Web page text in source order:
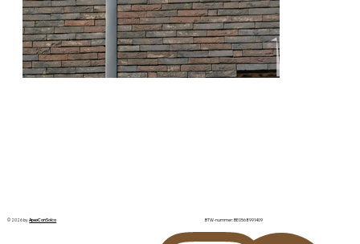
BTW-nummer: BE0568991409
© 2026 by ApexConSolco